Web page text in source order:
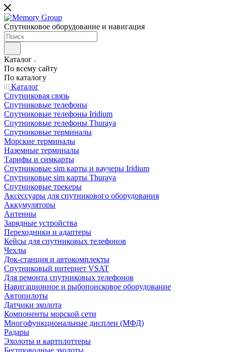
Спутниковое оборудование и навигация
Каталог
По всему сайту
По каталогу
Каталог
Спутниковая связь
Спутниковые телефоны
Спутниковые телефоны Iridium
Спутниковые телефоны Thuraya
Спутниковые терминалы
Морские терминалы
Наземные терминалы
Тарифы и симкарты
Спутниковые sim карты и ваучеры Iridium
Спутниковые sim карты Thuraya
Спутниковые трекеры
Аксессуары для спутникового оборудования
Аккумуляторы
Антенны
Зарядные устройства
Переходники и адаптеры
Кейсы для спутниковых телефонов
Чехлы
Док-станция и автокомплекты
Спутниковый интернет VSAT
Для ремонта спутниковых телефонов
Навигационное и рыбопоисковое оборудование
Автопилоты
Датчики эхолота
Компоненты морской сети
Многофункциональные дисплеи (МФД)
Радары
Эхолоты и картплоттеры
Беспроводные эхолоты